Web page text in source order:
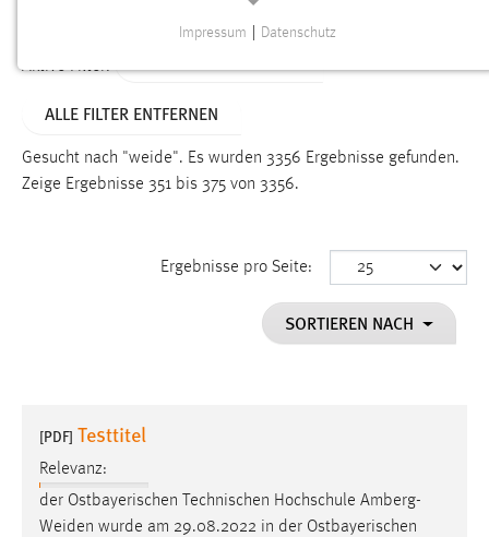
Aktive Filter:
ALLE FILTER ENTFERNEN
Gesucht nach "weide". Es wurden 3356 Ergebnisse gefunden.
Zeige Ergebnisse 351 bis 375 von 3356.
Ergebnisse pro Seite:
SORTIEREN NACH
[PDF] Testtitel
Relevanz:
der Ostbayerischen Technischen Hochschule Amberg-
Weiden wurde am 29.08.2022 in der Ostbayerischen
Funktionen und sind für die einwandfreie Funktion der
Einverständnis
cookie_consent
Dieser Cookie speichert die ausgewählten Einverständnis-
Performance
Name:
Impressum Datenschutz